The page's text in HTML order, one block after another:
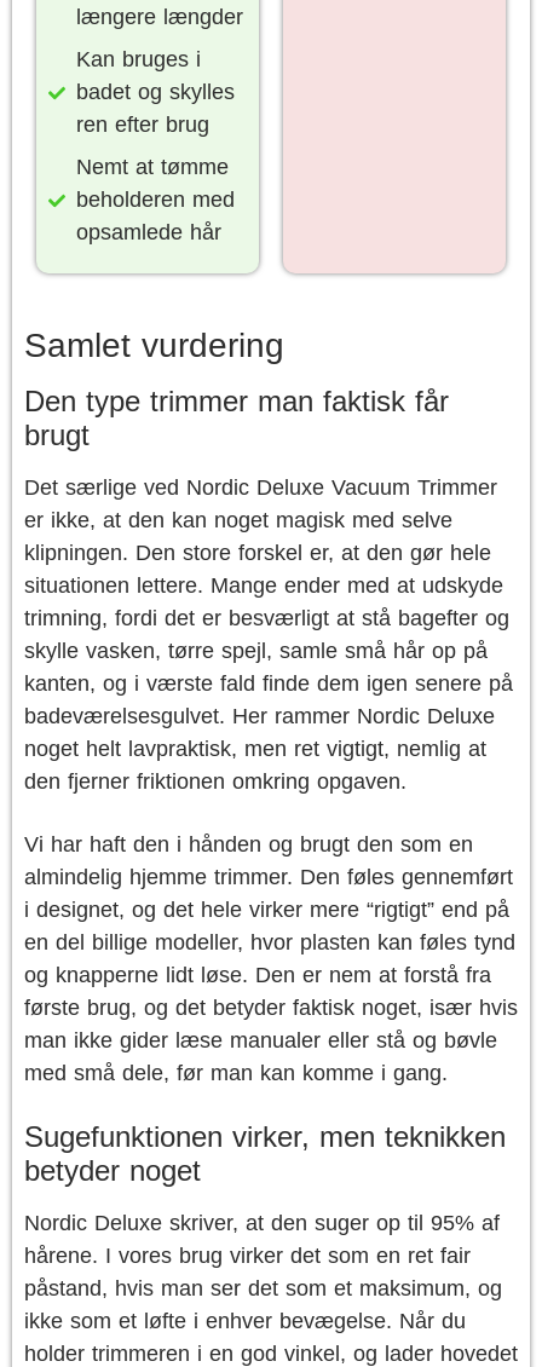
længere længder
Kan bruges i
badet og skylles
ren efter brug
Nemt at tømme
beholderen med
opsamlede hår
Samlet vurdering
Den type trimmer man faktisk får
brugt
Det særlige ved Nordic Deluxe Vacuum Trimmer
er ikke, at den kan noget magisk med selve
klipningen. Den store forskel er, at den gør hele
situationen lettere. Mange ender med at udskyde
trimning, fordi det er besværligt at stå bagefter og
skylle vasken, tørre spejl, samle små hår op på
kanten, og i værste fald finde dem igen senere på
badeværelsesgulvet. Her rammer Nordic Deluxe
noget helt lavpraktisk, men ret vigtigt, nemlig at
den fjerner friktionen omkring opgaven.
Vi har haft den i hånden og brugt den som en
almindelig hjemme trimmer. Den føles gennemført
i designet, og det hele virker mere “rigtigt” end på
en del billige modeller, hvor plasten kan føles tynd
og knapperne lidt løse. Den er nem at forstå fra
første brug, og det betyder faktisk noget, især hvis
man ikke gider læse manualer eller stå og bøvle
med små dele, før man kan komme i gang.
Sugefunktionen virker, men teknikken
betyder noget
Nordic Deluxe skriver, at den suger op til 95% af
hårene. I vores brug virker det som en ret fair
påstand, hvis man ser det som et maksimum, og
ikke som et løfte i enhver bevægelse. Når du
holder trimmeren i en god vinkel, og lader hovedet